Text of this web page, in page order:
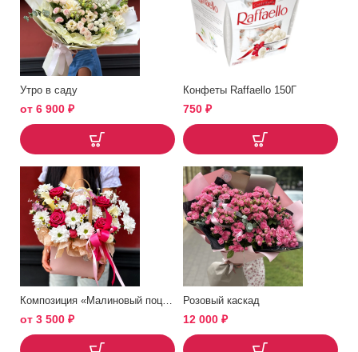
Утро в саду
от 6 900 ₽
Конфеты Raffaello 150Г
750 ₽
от 3 500 ₽
Розовый каскад
12 000 ₽